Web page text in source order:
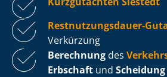
Rest­nut­zungs­dau­er-
Verkürzung
Berechnung des
Erbschaft und Scheidung